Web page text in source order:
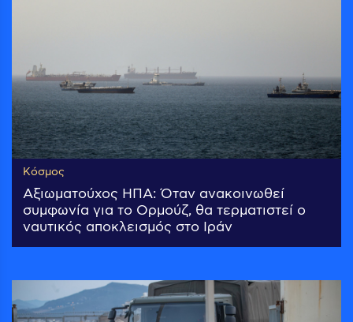
Κόσμος
Αξιωματούχος ΗΠΑ: Όταν ανακοινωθεί
συμφωνία για το Ορμούζ, θα τερματιστεί ο
ναυτικός αποκλεισμός στο Ιράν